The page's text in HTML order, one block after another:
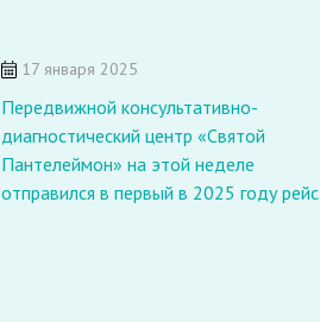
17 января 2025
Передвижной консультативно-
диагностический центр «Святой
Пантелеймон» на этой неделе
отправился в первый в 2025 году рейс